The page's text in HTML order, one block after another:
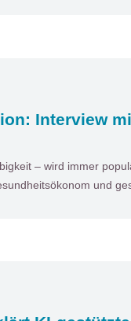
Interview
– wird immer
und